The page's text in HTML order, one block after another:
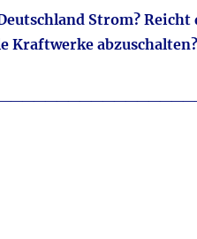
Strom? Reicht
Kraftwerke abzuschalten?